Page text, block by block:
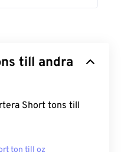
till andra
Short tons till
ton till oz